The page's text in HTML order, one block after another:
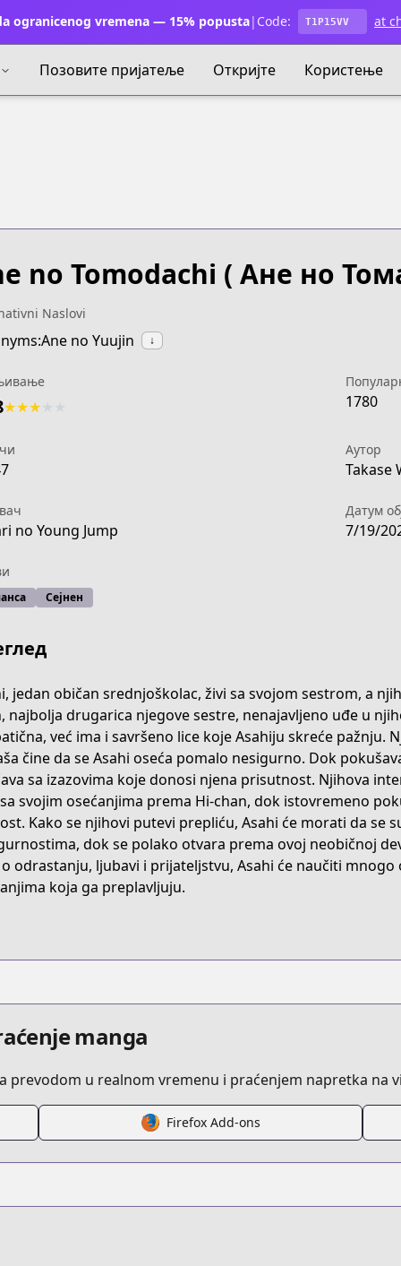
ogranicenog vremena — 15% popusta| Code: T1P15VV at
Позовите пријатеље Откријте Користење
423e-9cd7-abcd6f761f53
no-tomodachi
www.cdjapan.co.jp/product/NEOBK-2948386
no Tomodachi ( Ане но
Naslovi
no Yuujin ↓
★★★ 1780
Аутор
Takase
no Young Jump
Датум
7/19/
Сејнен
jedan običan srednjoškolac, živi sa svojom sestrom, a
najbolja drugarica njegove sestre, nenajavljeno uđe u
već ima i savršeno lice koje Asahiju skreće pažnju.
čine da se Asahi oseća pomalo nesigurno. Dok
sa izazovima koje donosi njena prisutnost. Njihova
svojim osećanjima prema Hi-chan, dok istovremeno
Kako se njihovi putevi prepliću, Asahi će morati da se
dok se polako otvara prema ovoj neobičnoj
odrastanju, ljubavi i prijateljstvu, Asahi će naučiti mnogo
koja ga preplavljuju.
manga
prevodom u realnom vremenu i praćenjem napretka na
Firefox Add-ons